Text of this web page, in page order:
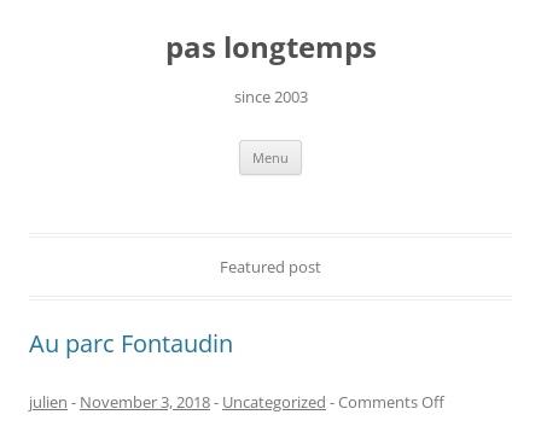
pas longtemps
since 2003
Menu
Featured post
Au parc Fontaudin
julien - November 3, 2018- Uncategorized -Comments Offon